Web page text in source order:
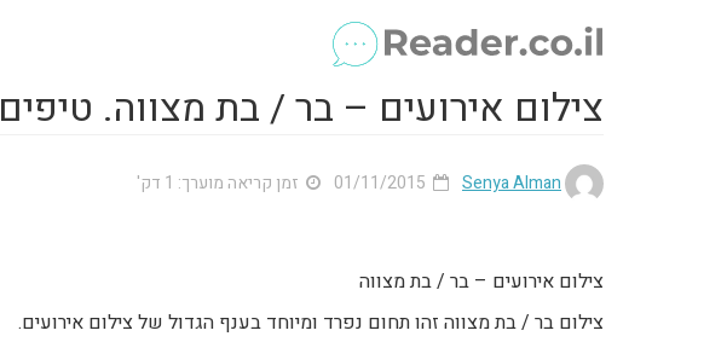
צילום אירועים – בר / בת מצווה. טיפים
Senya Alman זמן קריאה מוערך: 1 דק'
צילום אירועים – בר / בת מצווה
צילום בר / בת מצווה זהו תחום נפרד ומיוחד בענף הגדול של צילום אירועים.